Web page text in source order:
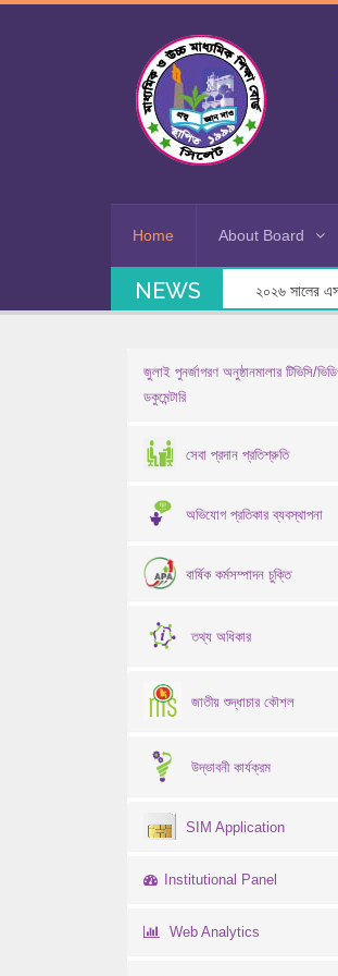
Home About Board
NEWS ২০২৬ সালের
জুলাই পুনর্জাগরণ অনুষ্ঠানমালার টিভিসি/
ডকুমেন্টারি
সেবা প্রদান প্রতিশ্রুতি
অভিযোগ প্রতিকার ব্যবস্থাপনা
বার্ষিক কর্মসম্পাদন চুক্তি
তথ্য অধিকার
জাতীয় শুদ্ধাচার কৌশল
উদ্ভাবনী কার্যক্রম
SIM Application
Institutional Panel
Web Analytics